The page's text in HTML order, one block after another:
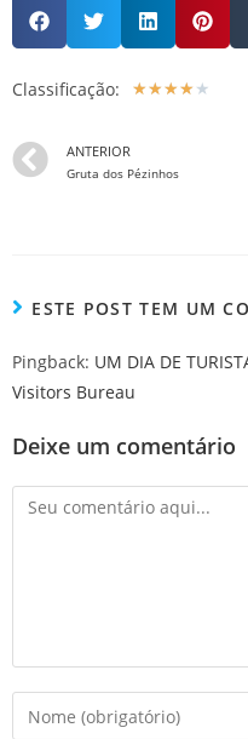
Classificação: ★★★★ ★
ANTERIOR
Gruta dos Pézinhos
ESTE POST TEM UM
Pingback: UM DIA DE
Visitors Bureau
Deixe um comentário